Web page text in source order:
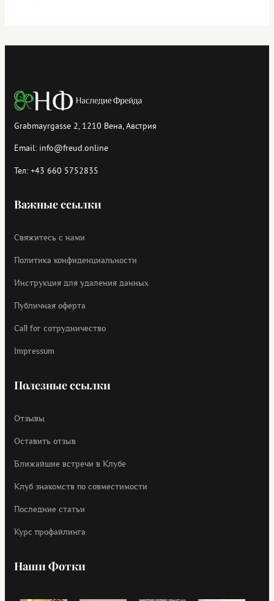
Grabmayrgasse 2, 1210 Вена, Австрия
Email: info@freud.online
Тел: +43 660 5752835
Важные ссылки
Свяжитесь с нами
Политика конфиденциальности
Инструкция для удаления данных
Публичная оферта
Call for cотрудничество
Impressum
Полезные ссылки
Отзывы
Оставить отзыв
Ближайшие встречи в Клубе
Клуб знакомств по совместимости
Последние статьи
Курс профайлинга
Наши Фотки